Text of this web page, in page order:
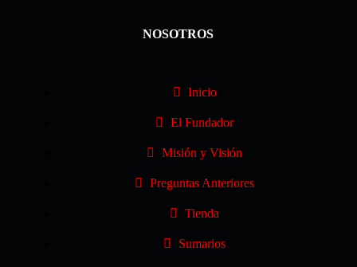
NOSOTROS
Inicio
El Fundador
Misión y Visión
Preguntas Anteriores
Tienda
Sumarios